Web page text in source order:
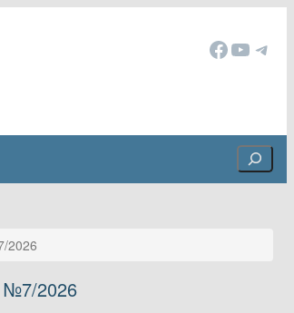
Facebook YouTube Telegram
Cerca
2026
№7/2026